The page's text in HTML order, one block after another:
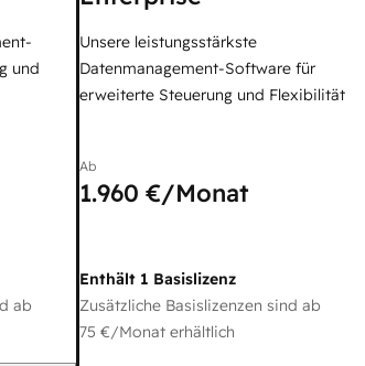
und
ab
Unsere leistungsstärkste
Datenmanagement-Software für
erweiterte Steuerung und Flexibilität
Ab
1.960 €/Monat
Enthält 1 Basislizenz
Zusätzliche Basislizenzen sind ab
75 €/Monat erhältlich